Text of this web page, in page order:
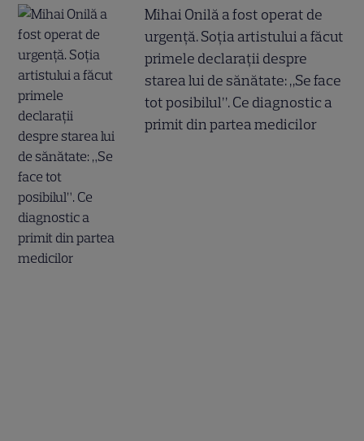
Mihai Onilă a fost operat de
urgență. Soția artistului a făcut
primele declarații despre
starea lui de sănătate: „Se face
tot posibilul”. Ce diagnostic a
primit din partea medicilor